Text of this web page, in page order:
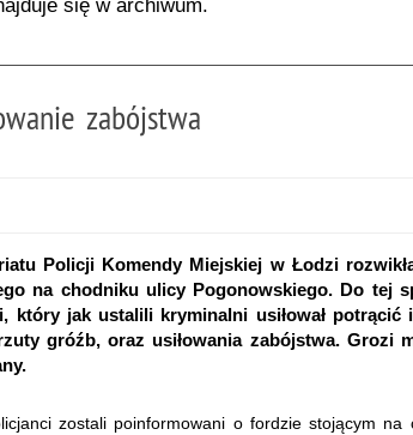
się w archiwum.
zabójstwa
Policji Komendy Miejskiej w Łodzi
na chodniku ulicy Pogonowskiego. Do tej
który jak ustalili kryminalni usiłował potrącić
gróźb, oraz usiłowania zabójstwa. Grozi
zostali poinformowani o fordzie stojącym na